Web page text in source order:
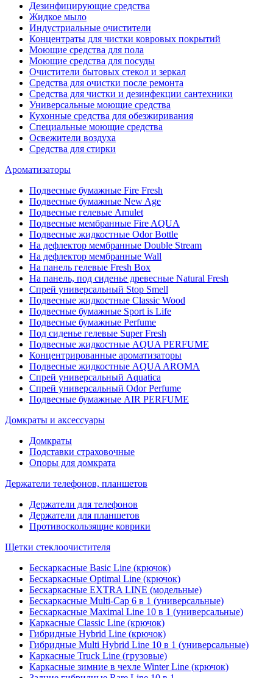
Дезинфицирующие средства
Жидкое мыло
Индустриальные очистители
Концентраты для чистки ковровых покрытий
Моющие средства для пола
Моющие средства для посуды
Очистители бытовых стекол и зеркал
Средства для очистки после ремонта
Средства для чистки и дезинфекции сантехники
Универсальные моющие средства
Кухонные средства для обезжиривания
Специальные моющие средства
Освежители воздуха
Средства для стирки
Ароматизаторы
Подвесные бумажные Fire Fresh
Подвесные бумажные New Age
Подвесные гелевые Amulet
Подвесные мембранные Fire AQUA
Подвесные жидкостные Odor Bottle
На дефлектор мембранные Double Stream
На дефлектор мембранные Wall
На панель гелевые Fresh Box
На панель, под сиденье древесные Natural Fresh
Спрей универсальный Stop Smell
Подвесные жидкостные Classic Wood
Подвесные бумажные Sport is Life
Подвесные бумажные Perfume
Под сиденье гелевые Super Fresh
Подвесные жидкостные AQUA PERFUME
Концентрированные ароматизаторы
Подвесные жидкостные AQUA AROMA
Спрей универсальный Aquatica
Спрей универсальный Odor Perfume
Подвесные бумажные AIR PERFUME
Домкраты и аксессуары
Домкраты
Подставки страховочные
Опоры для домкрата
Держатели телефонов, планшетов
Держатели для телефонов
Держатели для планшетов
Противоскользящие коврики
Щетки стеклоочистителя
Бескаркасные Basic Line (крючок)
Бескаркасные Optimal Line (крючок)
Бескаркасные EXTRA LINE (модельные)
Бескаркасные Multi-Cap 6 в 1 (универсальные)
Бескаркасные Maximal Line 10 в 1 (универсальные)
Каркасные Classic Line (крючок)
Гибридные Hybrid Line (крючок)
Гибридные Multi Hybrid Line 10 в 1 (универсальные)
Каркасные Truck Line (грузовые)
Каркасные зимние в чехле Winter Line (крючок)